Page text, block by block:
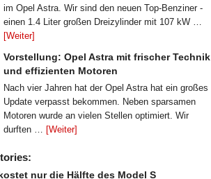
im Opel Astra. Wir sind den neuen Top-Benziner -
einen 1.4 Liter großen Dreizylinder mit 107 kW …
[Weiter]
Vorstellung: Opel Astra mit frischer Technik
und effizienten Motoren
Nach vier Jahren hat der Opel Astra hat ein großes
Update verpasst bekommen. Neben sparsamen
Motoren wurde an vielen Stellen optimiert. Wir
durften … [Weiter]
nur die Hälfte des Model S